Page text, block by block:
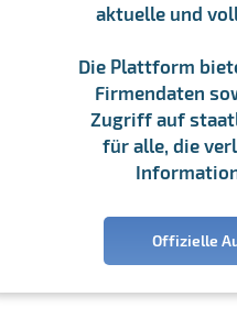
aktuelle und
Die Plattform
Firmendaten
Zugriff auf
für alle, die
Offizielle